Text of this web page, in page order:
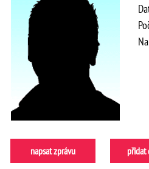
napsat zprávu přidat